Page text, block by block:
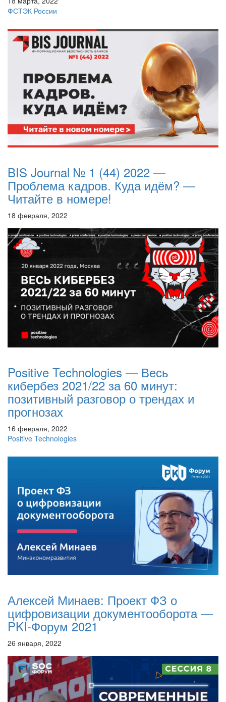
ФСТЭК России
BIS Journal № 1 (44) 2022 —
Проблема кадров. Куда идём? —
Читайте в номере!
18 февраля, 2022
Positive Technologies — Весь
кибербез 2021/22 за 60 минут:
позитивный разговор о трендах и
прогнозах
16 февраля, 2022
Positive Technologies
Алексей Минаев: Проект ФЗ о
цифровизации документооборота —
PKI-Форум 2021
26 января, 2022